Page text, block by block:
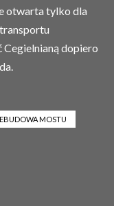
otwarta tylko dla
Cegielnianą dopiero
MOSTU